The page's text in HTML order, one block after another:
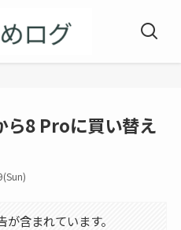
8 Proに買い替え
含まれています。